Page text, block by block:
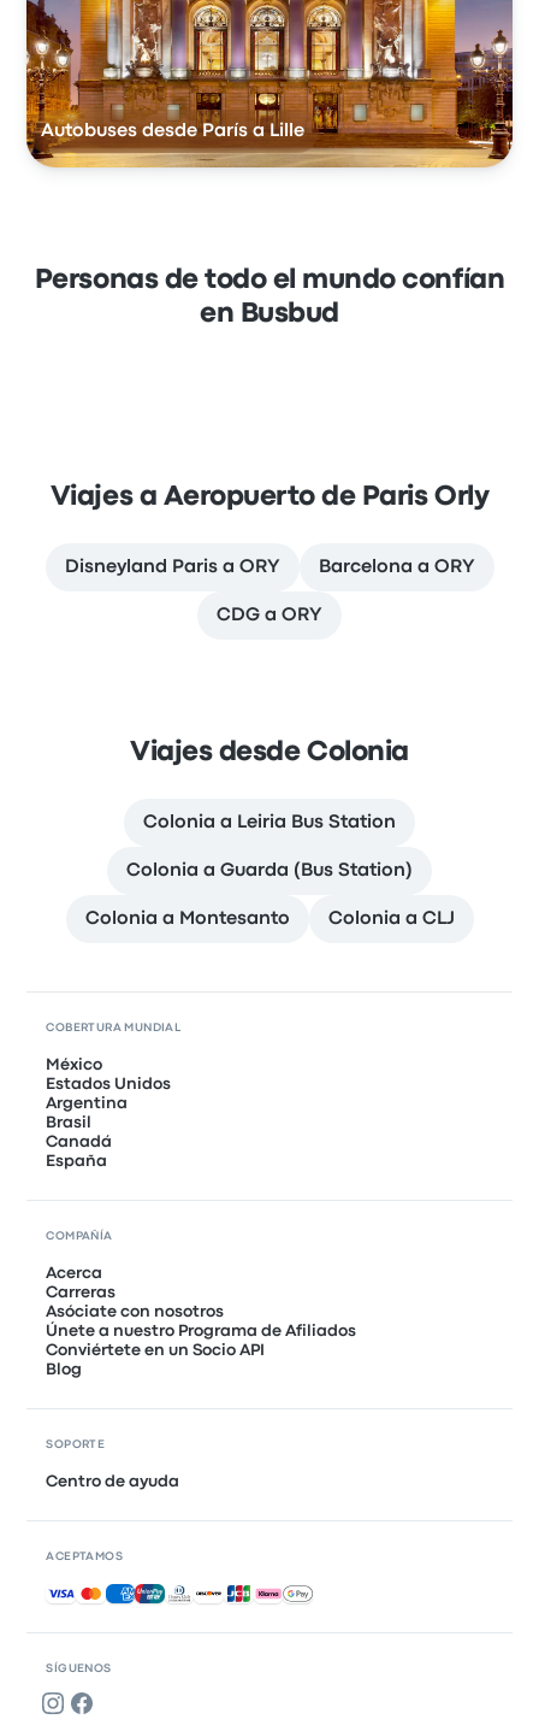
Autobuses desde París a Lille
Personas de todo el mundo confían
en Busbud
Viajes a Aeropuerto de Paris Orly
Disneyland Paris a ORY Barcelona a ORY
CDG a ORY
Viajes desde Colonia
Colonia a Leiria Bus Station
Colonia a Guarda (Bus Station)
Colonia a Montesanto Colonia a CLJ
SÍGUENOS
COBERTURA MUNDIAL
México
Estados Unidos
Argentina
Brasil
Canadá
España
COMPAÑÍA
Acerca
Carreras
Asóciate con nosotros
Únete a nuestro Programa de Afiliados
Conviértete en un Socio API
Blog
SOPORTE
Centro de ayuda
ACEPTAMOS
Pagos aceptados